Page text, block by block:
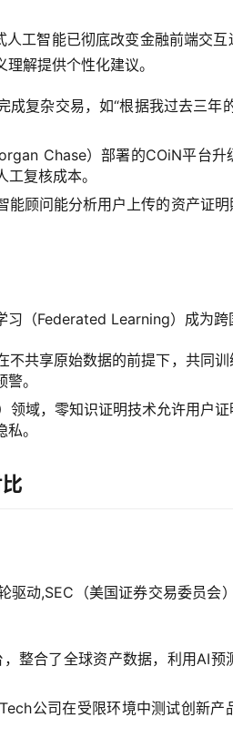
工智能已彻底改变金融前端交
解提供个性化建议。
成复杂交易，如“根据我过去三年
Chase）部署的COiN平台
复核成本。
能顾问能分析用户上传的资产证
（Federated Learning）成为跨
不共享原始数据的前提下，共同
。
领域，零知识证明技术允许用户
。
动,SEC（美国证券交易委员会
整合了全球资产数据，利用AI预
公司在受限环境中测试创新